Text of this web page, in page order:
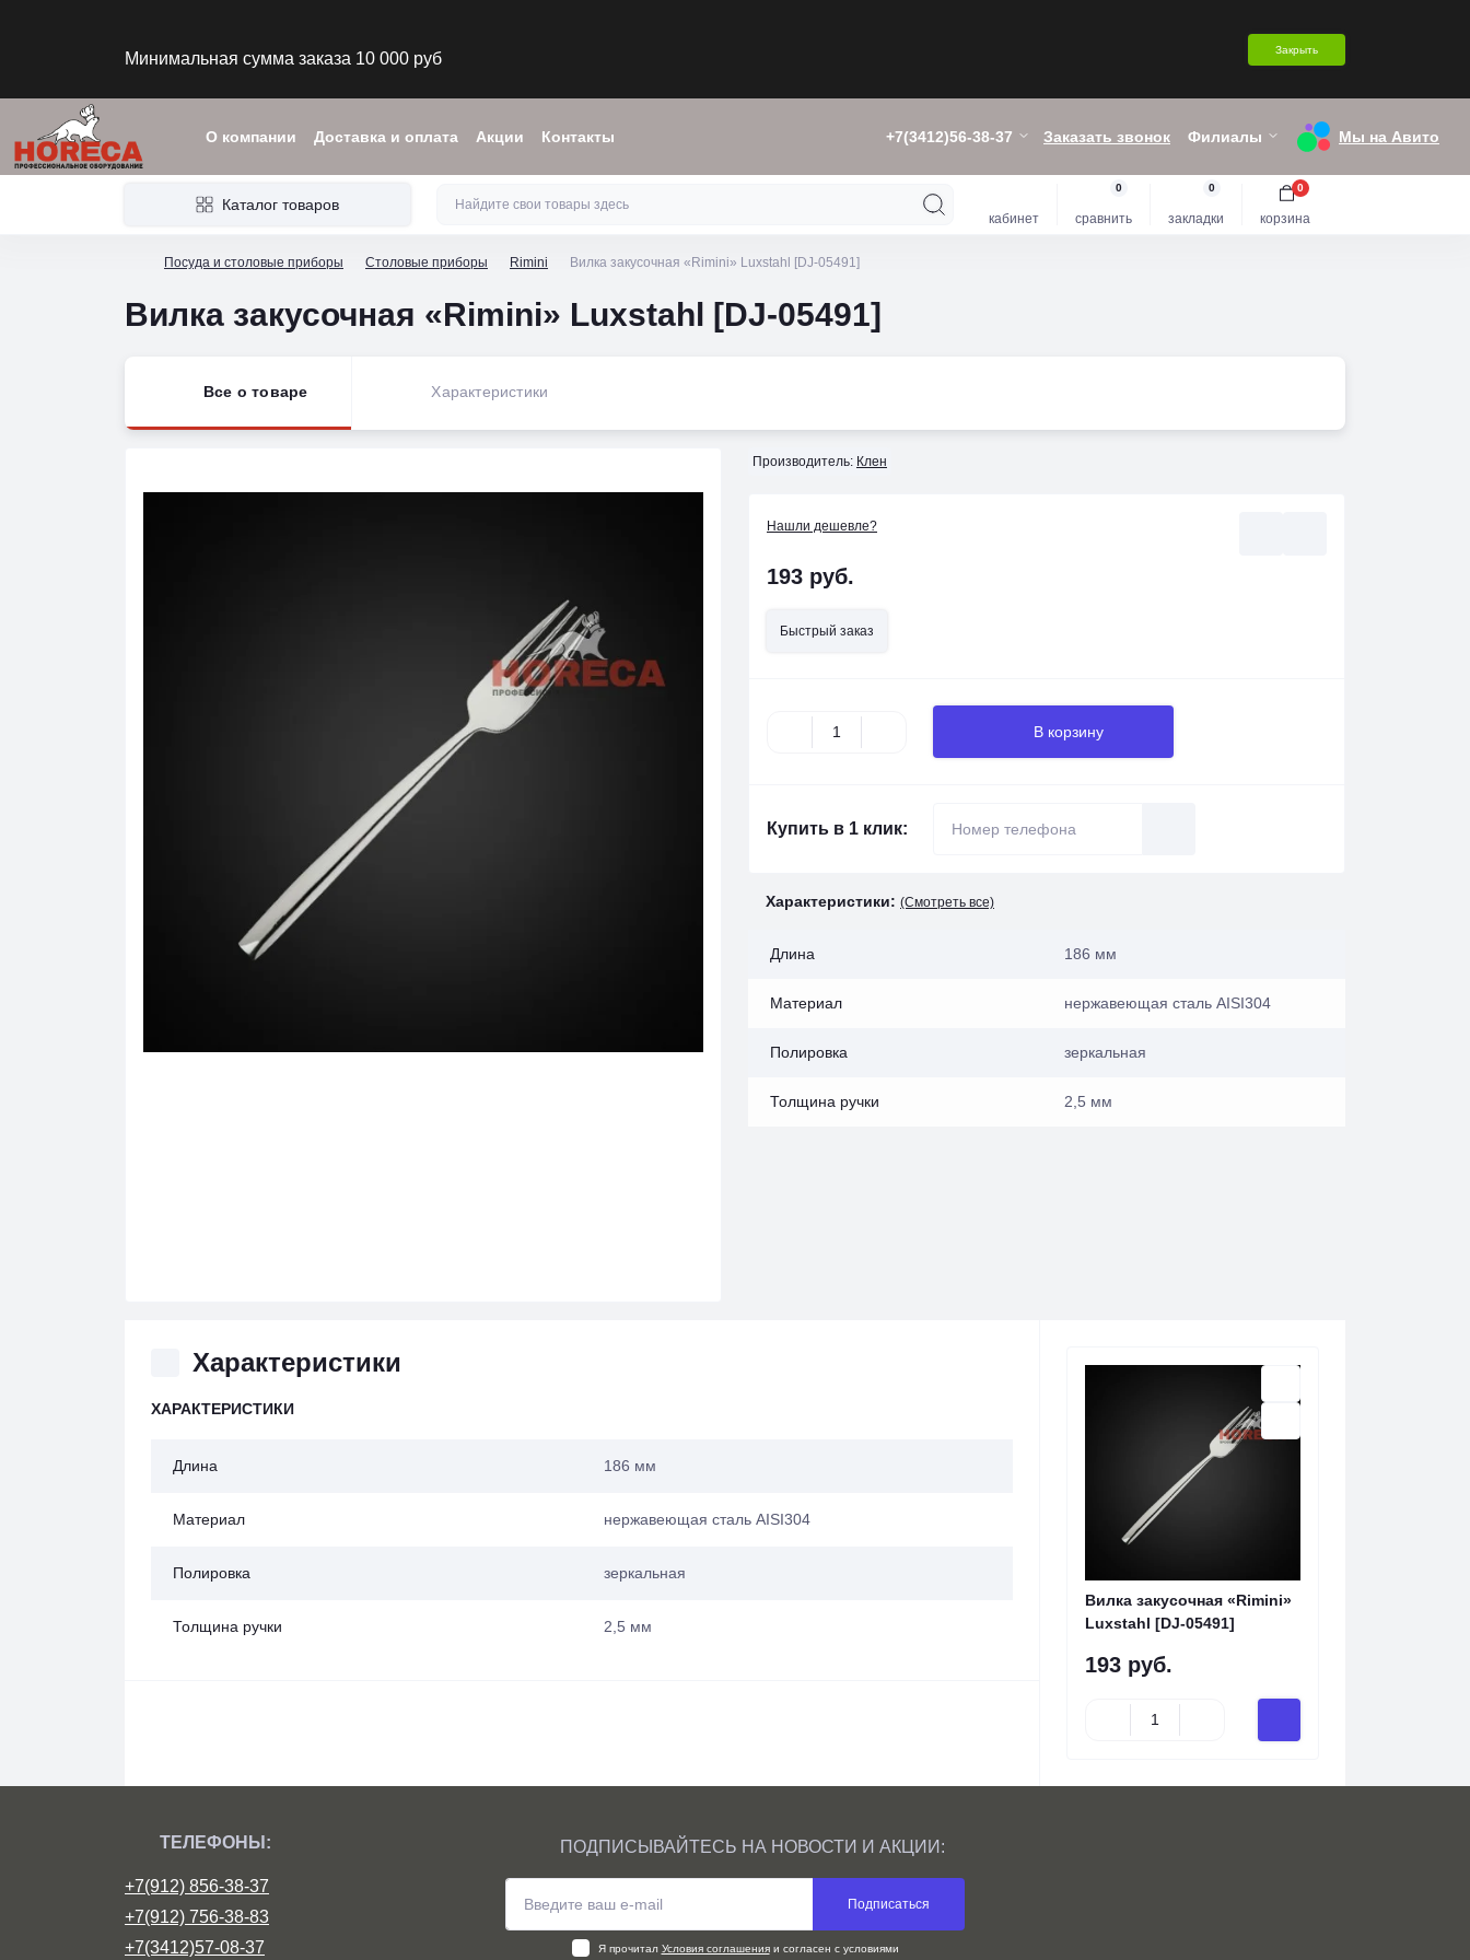
Минимальная сумма заказа 10 000 руб Закрыть
О компании Доставка и оплата Акции Контакты +7(3412)56-38-37 Заказать звонок Филиалы Мы на Авито
Каталог товаров
кабинет сравнить
0
закладки
0
корзина
0
Посуда и столовые приборы Столовые приборы Rimini Вилка закусочная «Rimini» Luxstahl [DJ-05491]
Вилка закусочная «Rimini» Luxstahl [DJ-05491]
Все о товаре Характеристики
Производитель: Клен
Нашли дешевле?
193 руб.
Быстрый заказ
В корзину
Купить в 1 клик:
Характеристики: (Смотреть все)
Длина 186 мм
Материал нержавеющая сталь AISI304
Полировка зеркальная
Толщина ручки 2,5 мм
Характеристики
ХАРАКТЕРИСТИКИ
Длина 186 мм
Материал нержавеющая сталь AISI304
Полировка зеркальная
Толщина ручки 2,5 мм
Вилка закусочная «Rimini»
Luxstahl [DJ-05491]
193 руб.
ТЕЛЕФОНЫ:
+7(912) 856-38-37
+7(912) 756-38-83
+7(3412)57-08-37
ПОДПИСЫВАЙТЕСЬ НА НОВОСТИ И АКЦИИ:
Подписаться
Я прочитал Условия соглашенияи согласен с условиями